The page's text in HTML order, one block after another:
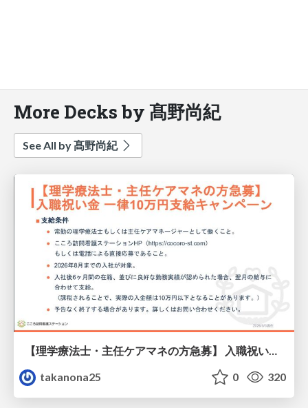
More Decks by 髙野尚紀
See All by 髙野尚紀
【理学療法士・主任ケアマネの方急募】 入職祝い金 一律10万円支給キャンペーン
takanona25
0 320